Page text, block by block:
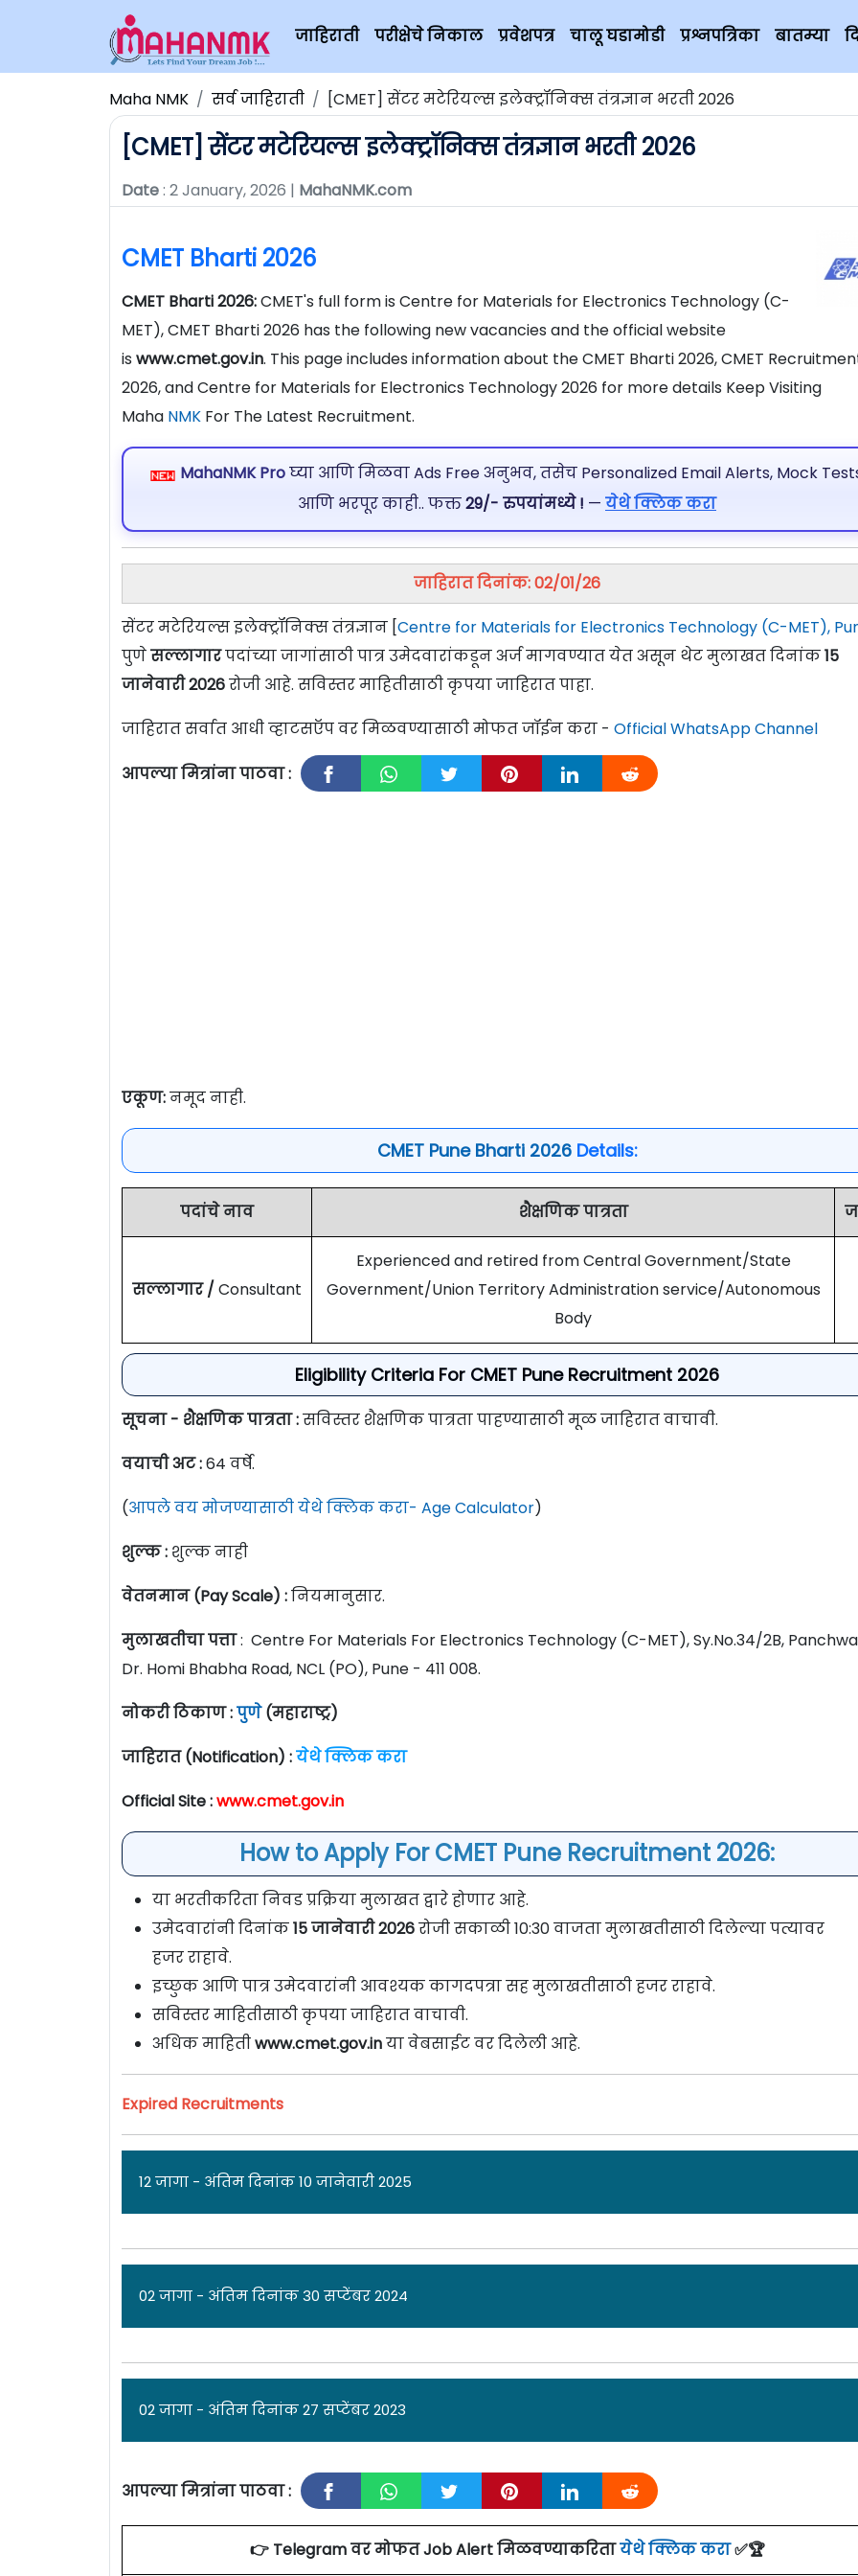
जाहिराती परीक्षेचे निकाल प्रवेशपत्र चालू घडामोडी प्रश्नपत्रिका बातम्या
Maha NMK सर्व जाहिराती [CMET] सेंटर मटेरियल्स इलेक्ट्रॉनिक्स तंत्रज्ञान भरती 2026
[CMET] सेंटर मटेरियल्स इलेक्ट्रॉनिक्स तंत्रज्ञान भरती 2026
Date: 2 January, 2026 | MahaNMK.com
CMET Bharti 2026
CMET Bharti 2026:CMET's full form is Centre for Materials for Electronics Technology (C-
MET), CMET Bharti 2026 has the following new vacancies and the official website
is www.cmet.gov.in. This page includes information about the CMET Bharti 2026, CMET
2026, and Centre for Materials for Electronics Technology 2026 for more details Keep Visiting
Maha NMK For The Latest Recruitment.
MahaNMK Proघ्या आणि मिळवा Ads Free अनुभव, तसेच Personalized Email Alerts, Mock
आणि भरपूर काही.. फक्त29/- रुपयांमध्ये ! — येथे क्लिक करा
जाहिरात दिनांक: 02/01/26
सेंटर मटेरियल्स इलेक्ट्रॉनिक्स तंत्रज्ञान [Centre for Materials for Electronics Technology (C-MET),
पुणेसल्लागारपदांच्या जागांसाठी पात्र उमेदवारांकडून अर्ज मागवण्यात येत असून थेट मुलाखत दिनांक15
जानेवारी 2026रोजी आहे. सविस्तर माहितीसाठी कृपया जाहिरात पाहा.
जाहिरात सर्वात आधी व्हाटसऍप वर मिळवण्यासाठी मोफत जॉईन करा - Official WhatsApp Channel
आपल्या मित्रांना पाठवा :
एकूण:नमूद नाही.
CMET Pune Bharti 2026Details:
पदांचे नाव शैक्षणिक पात्रता
सल्लागार / Consultant
Experienced and retired from Central Government/State
Government/Union Territory Administration service/Autonomous
Body
Eligibility Criteria For CMET Pune Recruitment 2026
सूचना - शैक्षणिक पात्रता :सविस्तर शैक्षणिक पात्रता पाहण्यासाठी मूळ जाहिरात वाचावी.
वयाची अट :64 वर्षे.
(आपले वय मोजण्यासाठी येथे क्लिक करा- Age Calculator)
शुल्क : शुल्क नाही
वेतनमान (Pay Scale) :नियमानुसार.
मुलाखतीचा पत्ता: Centre For Materials For Electronics Technology (C-MET), Sy.No.34/2B,
Dr. Homi Bhabha Road, NCL (PO), Pune - 411 008.
नोकरी ठिकाण :पुणे(महाराष्ट्र)
जाहिरात (Notification) :येथे क्लिक करा
Official Site :www.cmet.gov.in
How to Apply For CMET Pune Recruitment 2026:
या भरतीकरिता निवड प्रक्रिया मुलाखत द्वारे होणार आहे.
उमेदवारांनी दिनांक15 जानेवारी 2026रोजी सकाळी 10:30 वाजता मुलाखतीसाठी दिलेल्या पत्यावर
हजर राहावे.
इच्छुक आणि पात्र उमेदवारांनी आवश्यक कागदपत्रा सह मुलाखतीसाठी हजर राहावे.
सविस्तर माहितीसाठी कृपया जाहिरात वाचावी.
अधिक माहितीwww.cmet.gov.inया वेबसाईट वर दिलेली आहे.
Expired Recruitments
12 जागा - अंतिम दिनांक 10 जानेवारी 2025
पुणे विविध पदांच्या 12 जागांसाठी पात्र उमेदवारांकडून अर्ज मागवण्यात येत असून थेट मुलाखत दिनांक10
जानेवारी 2025रोजी आहे. सविस्तर माहितीसाठी कृपया जाहिरात पाहा.
एकूण: 12 जागा
CMET Pune Bharti 2024Details:
पदांचे नाव
02 जागा - अंतिम दिनांक 30 सप्टेंबर 2024
पुणेज्युनियर रिसर्च फेलो (जे.आर.एफ.) आणि विद्यार्थी इंटर्न
पदांच्या 02 जागांसाठी पात्र उमेदवारांकडून अर्ज
मागवण्यात येत असून ऑनलाईन अर्ज करण्याचा अंतिम दिनांक30सप्टेंबर2024
कृपया जाहिरात पाहा.
02 जागा - अंतिम दिनांक 27 सप्टेंबर 2023
जाहिरात दिनांक: 02/09/23
आपल्या मित्रांना पाठवा :
👉 Telegram वर मोफत Job Alert मिळवण्याकरितायेथे क्लिक करा✅🏆